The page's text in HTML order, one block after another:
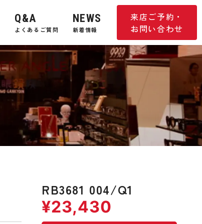
来店ご予約・
お問い合わせ
Q&A
よくあるご質問
NEWS
新着情報
RB3681 004/Q1